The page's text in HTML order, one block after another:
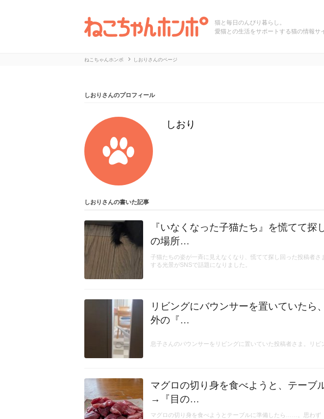
猫と毎日のんびり暮らし。
愛猫との生活をサポートする猫の情報サ
ねこちゃんホンポ しおりさんのページ
しおりさんのプロフィール
しおり
しおりさんの書いた記事
『いなくなった子猫たち』を慌てて
の場所…
子猫たちの姿が一斉に見えなくなり、慌てて探し回った投稿者さ
する光景がSNSで話題になりました。
リビングにバウンサーを置いていたら
外の『…
息子さんのバウンサーをリビングに置いていた投稿者さま。リ
マグロの切り身を食べようと、テーブ
→『目の…
マグロの切り身を食べようとテーブルに準備したら……。思わず